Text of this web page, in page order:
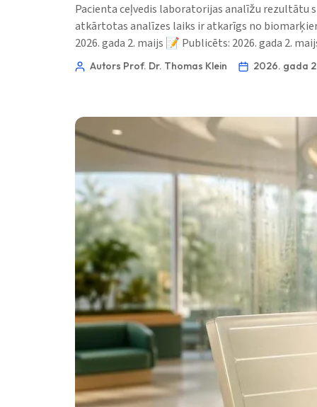
Pacienta ceļvedis laboratorijas analīžu
atkārtotas analīzes laiks ir atkarīgs no
2026. gada 2. maijs 📝 Publicēts: 2026. gada 2.
Autors Prof. Dr. Thomas Klein 2026. gada
Occitan
العربية المغربية
Afrikaans
Монгол
ພາສາລາວ
Basa Jawa
Cebuano
ئۇيغۇرچە
Кыргызча
Татар теле
Беларуская мова
Esperanto